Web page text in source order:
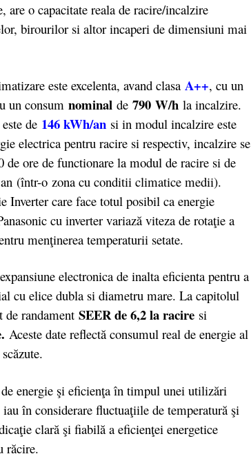
are o capacitate reala de racire/incalzire
birourilor si altor incaperi de dimensiuni mai
este excelenta, avand clasa A++, cu un
un consum nominal de 790 W/h la incalzire.
de 146 kWh/an si in modul incalzire este
electrica pentru racire si respectiv, incalzire se
ore de functionare la modul de racire si de
(într-o zona cu conditii climatice medii).
Inverter care face totul posibil ca energie
cu inverter variază viteza de rotaţie a
menţinerea temperaturii setate.
electronica de inalta eficienta pentru a
cu elice dubla si diametru mare. La capitolul
de randament SEER de 6,2 la racire si
Aceste date reflectă consumul real de energie al
energie şi eficienţa în timpul unei utilizări
în considerare fluctuaţiile de temperatură şi
clară şi fiabilă a eficienţei energetice
răcire.